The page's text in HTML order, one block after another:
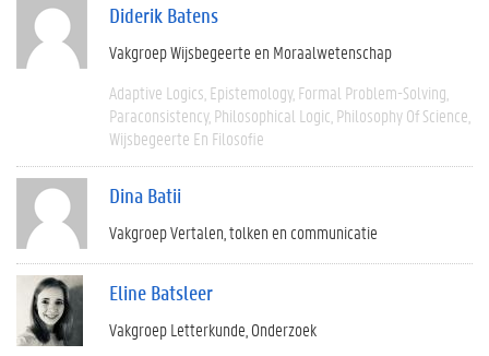
Diderik Batens
Vakgroep Wijsbegeerte en Moraalwetenschap
Adaptive Logics Epistemology Formal Problem-Solving
Paraconsistency Philosophical Logic Philosophy Of Science
Wijsbegeerte En Filosofie
Dina Batii
Vakgroep Vertalen, tolken en communicatie
Eline Batsleer
Vakgroep Letterkunde Onderzoek